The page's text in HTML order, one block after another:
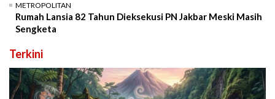
METROPOLITAN
Rumah Lansia 82 Tahun Dieksekusi PN Jakbar Meski Masih
Sengketa
Terkini